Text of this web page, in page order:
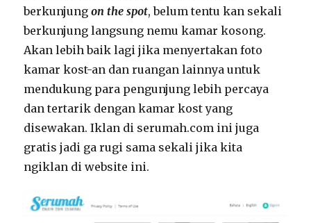
berkunjungon the spot, belum tentu kan sekali
berkunjung langsung nemu kamar kosong.
Akan lebih baik lagi jika menyertakan foto
kamar kost-an dan ruangan lainnya untuk
mendukung para pengunjung lebih percaya
dan tertarik dengan kamar kost yang
disewakan. Iklan di serumah.com ini juga
gratis jadi ga rugi sama sekali jika kita
ngiklan di website ini.